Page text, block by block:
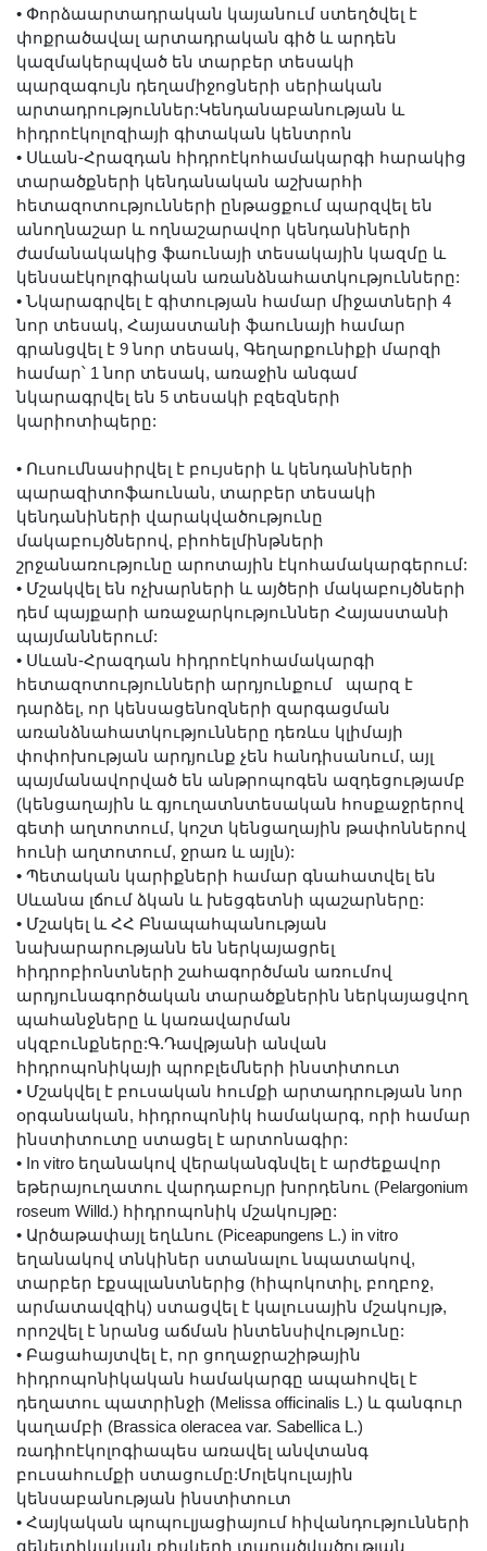
• Փորձաարտադրական կայանում ստեղծվել է
փոքրածավալ արտադրական գիծ և արդեն
կազմակերպված են տարբեր տեսակի
պարզագույն դեղամիջոցների սերիական
արտադրություններ:Կենդանաբանության և
հիդրոէկոլոզիայի գիտական կենտրոն
• Սևան-Հրազդան հիդրոէկոհամակարգի հարակից
տարածքների կենդանական աշխարհի
հետազոտությունների ընթացքում պարզվել են
անողնաշար և ողնաշարավոր կենդանիների
ժամանակակից ֆաունայի տեսակային կազմը և
կենսաէկոլոգիական առանձնահատկությունները:
• Նկարագրվել է գիտության համար միջատների 4
նոր տեսակ, Հայաստանի ֆաունայի համար
գրանցվել է 9 նոր տեսակ, Գեղարքունիքի մարզի
համար՝ 1 նոր տեսակ, առաջին անգամ
նկարագրվել են 5 տեսակի բզեզների
կարիոտիպերը:
• Ուսումնասիրվել է բույսերի և կենդանիների
պարազիտոֆաունան, տարբեր տեսակի
կենդանիների վարակվածությունը
մակաբույծներով, բիոհելմինթների
շրջանառությունը արոտային էկոհամակարգերում:
• Մշակվել են ոչխարների և այծերի մակաբույծների
դեմ պայքարի առաջարկություններ Հայաստանի
պայմաններում:
• Սևան-Հրազդան հիդրոէկոհամակարգի
հետազոտությունների արդյունքում պարզ է
դարձել, որ կենսացենոզների զարգացման
առանձնահատկությունները դեռևս կլիմայի
փոփոխության արդյունք չեն հանդիսանում, այլ
պայմանավորված են անթրոպոգեն ազդեցությամբ
(կենցաղային և գյուղատնտեսական հոսքաջրերով
գետի աղտոտում, կոշտ կենցաղային թափոններով
հունի աղտոտում, ջրառ և այլն):
• Պետական կարիքների համար գնահատվել են
Սևանա լճում ձկան և խեցգետնի պաշարները:
• Մշակել և ՀՀ Բնապահպանության
նախարարությանն են ներկայացրել
հիդրոբիոնտների շահագործման առումով
արդյունագործական տարածքներին ներկայացվող
պահանջները և կառավարման
սկզբունքները:Գ.Դավթյանի անվան
հիդրոպոնիկայի պրոբլեմների ինստիտուտ
• Մշակվել է բուսական հումքի արտադրության նոր
օրգանական, հիդրոպոնիկ համակարգ, որի համար
ինստիտուտը ստացել է արտոնագիր:
• In vitro եղանակով վերականգնվել է արժեքավոր
եթերայուղատու վարդաբույր խորդենու (Pelargonium
roseum Willd.) հիդրոպոնիկ մշակույթը:
• Արծաթափայլ եղևնու (Piceapungens L.) in vitro
եղանակով տնկիներ ստանալու նպատակով,
տարբեր էքսպլանտներից (հիպոկոտիլ, բողբոջ,
արմատավզիկ) ստացվել է կալուսային մշակույթ,
որոշվել է նրանց աճման ինտենսիվությունը:
• Բացահայտվել է, որ ցողաջրաշիթային
հիդրոպոնիկական համակարգը ապահովել է
դեղատու պատրինջի (Melissa officinalis L.) և գանգուր
կաղամբի (Brassica oleracea var. Sabellica L.)
ռադիոէկոլոգիապես առավել անվտանգ
բուսահումքի ստացումը:Մոլեկուլային
կենսաբանության ինստիտուտ
• Հայկական պոպուլյացիայում հիվանդությունների
գենետիկական ռիսկերի տարածվածության